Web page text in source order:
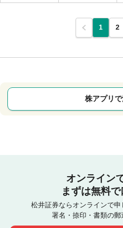
1 2
株アプリ
オンライン
まずは無料
松井証券ならオンラインで申
署名・捺印・書類の郵